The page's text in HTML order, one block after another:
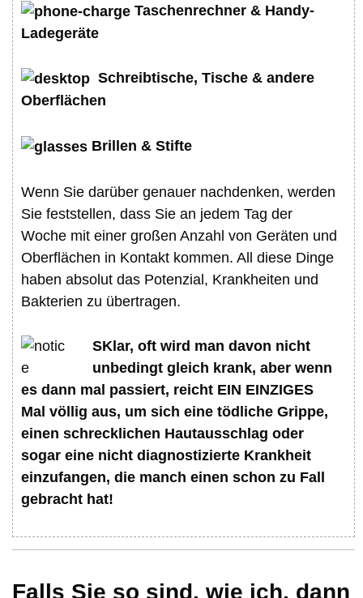
Taschenrechner & Handy-
Ladegeräte
Schreibtische, Tische & andere
Oberflächen
Brillen & Stifte
Wenn Sie darüber genauer nachdenken, werden
Sie feststellen, dass Sie an jedem Tag der
Woche mit einer großen Anzahl von Geräten und
Oberflächen in Kontakt kommen. All diese Dinge
haben absolut das Potenzial, Krankheiten und
Bakterien zu übertragen.
SKlar, oft wird man davon nicht
unbedingt gleich krank, aber wenn
es dann mal passiert, reicht EIN EINZIGES
Mal völlig aus, um sich eine tödliche Grippe,
einen schrecklichen Hautausschlag oder
sogar eine nicht diagnostizierte Krankheit
einzufangen, die manch einen schon zu Fall
gebracht hat!
Falls Sie so sind, wie ich, dann